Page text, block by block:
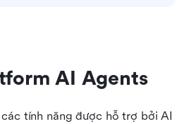
AI Agents
tính năng được hỗ trợ bởi AI